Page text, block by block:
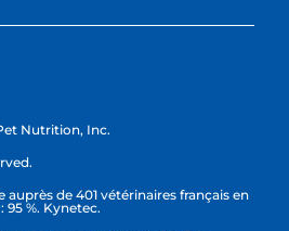
Nutrition, Inc.
auprès de 401 vétérinaires français en
95 %. Kynetec.